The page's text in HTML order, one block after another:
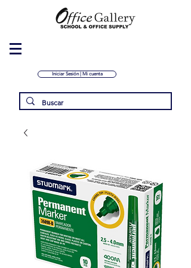
Iniciar Sesión | Mi cuenta